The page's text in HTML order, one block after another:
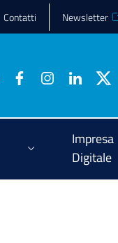
Contatti Newsletter
Impresa
Digitale